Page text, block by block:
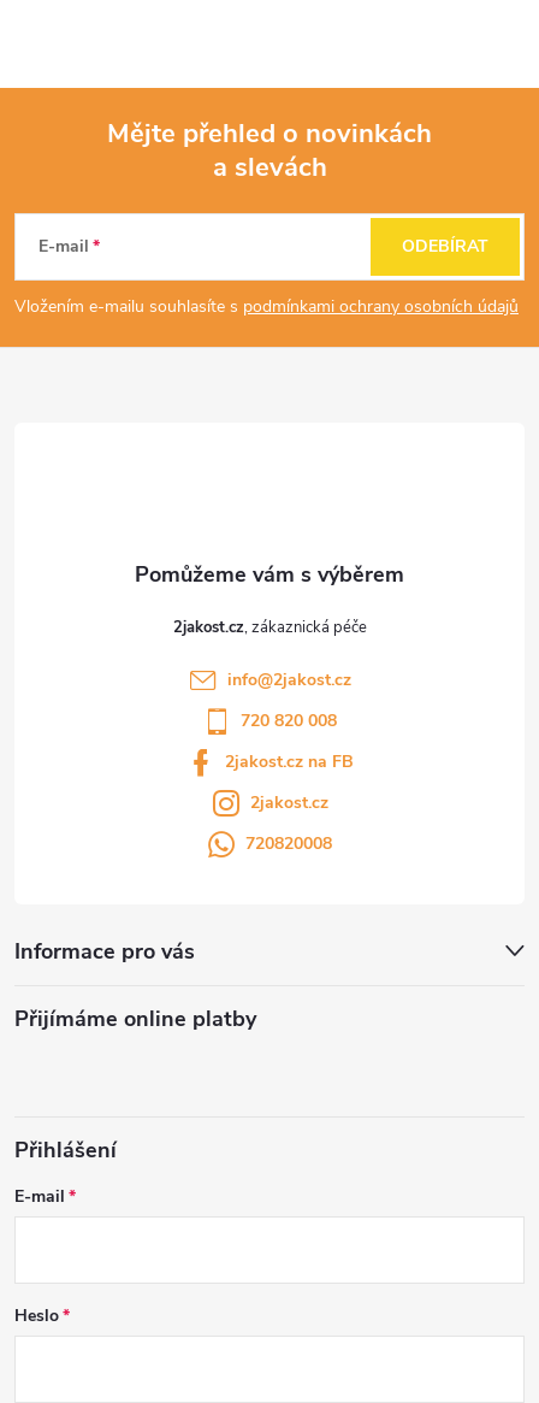
p
a
Mějte přehled o novinkách
a slevách
E-mail
Vložením e-mailu souhlasíte s podmínkami ochrany osobních údajů
ODEBÍRAT
2jakost.cz
info@2jakost.cz
720 820 008
2jakost.cz na FB
2jakost.cz
720820008
Informace pro vás
Přijímáme online platby
Přihlášení
E-mail
Heslo